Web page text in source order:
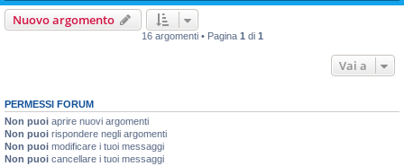
Nuovo argomento
16 argomenti • Pagina 1 di 1
Vai a
PERMESSI FORUM
Non puoi aprire nuovi argomenti
Non puoi rispondere negli argomenti
Non puoi modificare i tuoi messaggi
Non puoi cancellare i tuoi messaggi